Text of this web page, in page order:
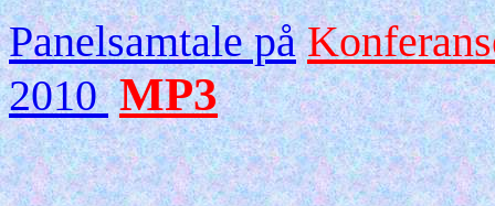
Panelsamtalepå
2010 MP3